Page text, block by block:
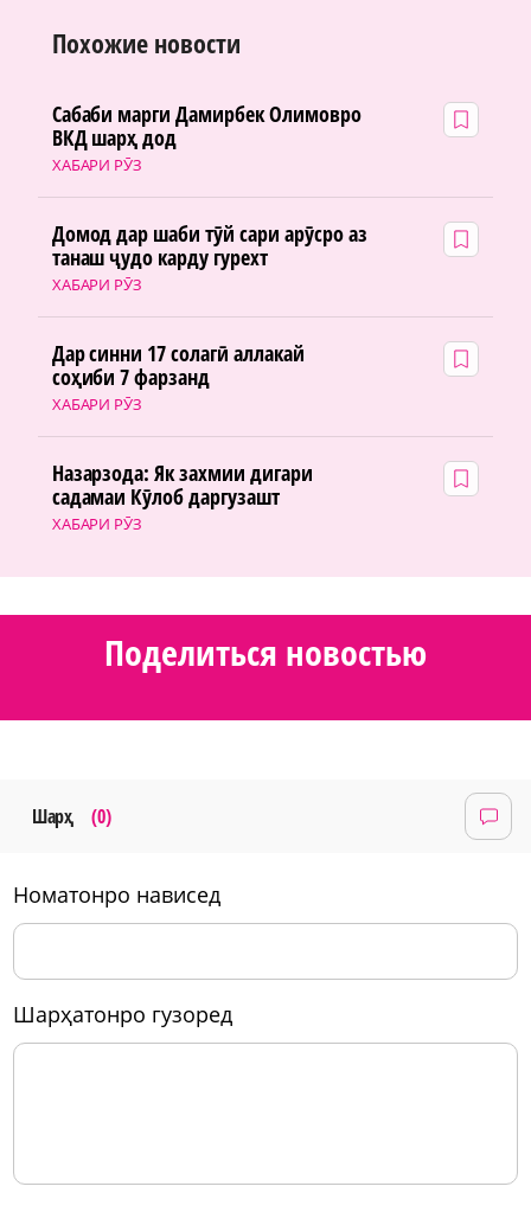
Похожие новости
ХАБАРИ РӮЗ
Сабаби марги Дамирбек Олимовро
ВКД шарҳ дод
ХАБАРИ РӮЗ
Домод дар шаби тӯй сари арӯсро аз
танаш ҷудо карду гурехт
ХАБАРИ РӮЗ
Дар синни 17 солагӣ аллакай
соҳиби 7 фарзанд
ХАБАРИ РӮЗ
Назарзода: Як захмии дигари
садамаи Кӯлоб даргузашт
Поделиться новостью
Шарҳ (0)
номатонро нависед
шарҳатонро гузоред